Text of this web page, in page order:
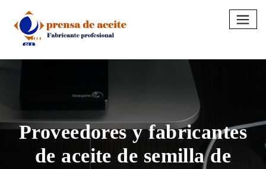
content
Proveedores y fabricantes
de aceite de semilla de